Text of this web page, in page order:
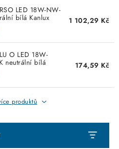
LED 18W-NW-
bílá Kanlux
1 102,29 Kč
O LED 18W-
neutrální bílá
174,59 Kč
produktů